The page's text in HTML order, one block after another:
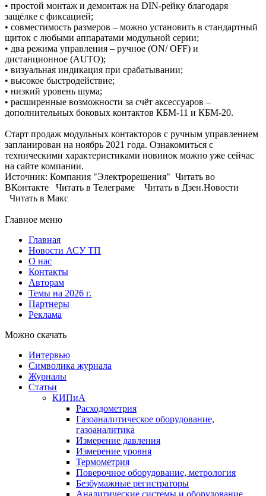
• простой монтаж и демонтаж на DIN-рейку благодаря
защёлке с фиксацией;
• совместимость размеров – можно установить в стандартный
щиток с любыми аппаратами модульной серии;
• два режима управления – ручное (ON/ OFF) и
дистанционное (AUTO);
• визуальная индикация при срабатывании;
• высокое быстродействие;
• низкий уровень шума;
• расширенные возможности за счёт аксессуаров –
дополнительных боковых контактов КБМ-11 и КБМ-20.
Старт продаж модульных контакторов с ручным управлением
запланирован на ноябрь 2021 года. Ознакомиться с
техническими характеристиками новинок можно уже сейчас
на сайте компании.
Источник: Компания "Электрорешения" Читать во
ВКонтакте Читать в Телеграме Читать в Дзен.Новости
Читать в Макс
Главное меню
Главная
Новости АСУ ТП
О нас
Контакты
Авторам
Темы на 2026 г.
Партнеры
Реклама
Можно скачать
Интервью
Символика журнала
Журналы
Статьи
КИПиА
Расходометрия
Газоаналитическое оборудование,
газоаналитика
Измерение давления
Измерение уровня
Термометрия
Поверочное оборудование, метрология
Безбумажные регистраторы